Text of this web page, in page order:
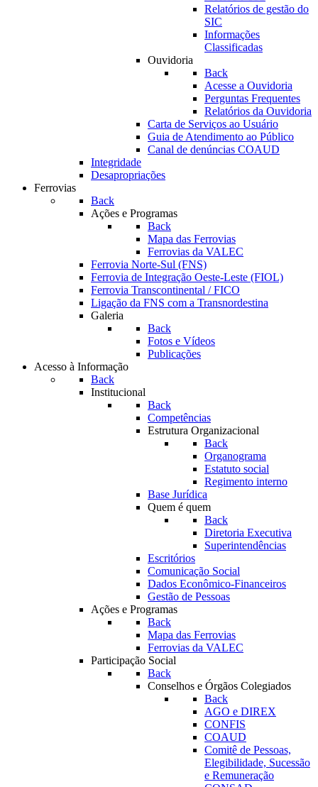
Relatórios de gestão do
SIC
Informações
Classificadas
Ouvidoria
Back
Acesse a Ouvidoria
Perguntas Frequentes
Relatórios da Ouvidoria
Carta de Serviços ao Usuário
Guia de Atendimento ao Público
Canal de denúncias COAUD
Integridade
Desapropriações
Ferrovias
Back
Ações e Programas
Back
Mapa das Ferrovias
Ferrovias da VALEC
Ferrovia Norte-Sul (FNS)
Ferrovia de Integração Oeste-Leste (FIOL)
Ferrovia Transcontinental / FICO
Ligação da FNS com a Transnordestina
Galeria
Back
Fotos e Vídeos
Publicações
Acesso à Informação
Back
Institucional
Back
Competências
Estrutura Organizacional
Back
Organograma
Estatuto social
Regimento interno
Base Jurídica
Quem é quem
Back
Diretoria Executiva
Superintendências
Escritórios
Comunicação Social
Dados Econômico-Financeiros
Gestão de Pessoas
Ações e Programas
Back
Mapa das Ferrovias
Ferrovias da VALEC
Participação Social
Back
Conselhos e Órgãos Colegiados
Back
AGO e DIREX
CONFIS
COAUD
Comitê de Pessoas,
Elegibilidade, Sucessão
e Remuneração